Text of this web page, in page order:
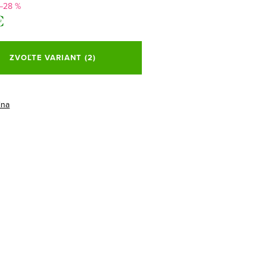
%
ZVOĽTE VARIANT (2)